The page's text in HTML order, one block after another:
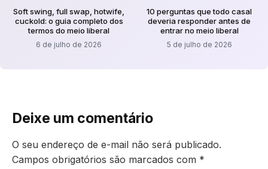
Soft swing, full swap, hotwife,
cuckold: o guia completo dos
termos do meio liberal
6 de julho de 2026
10 perguntas que todo casal
deveria responder antes de
entrar no meio liberal
5 de julho de 2026
Deixe um comentário
O seu endereço de e-mail não será publicado.
Campos obrigatórios são marcados com *